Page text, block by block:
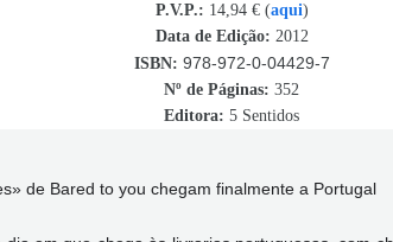
P.V.P.: 14,94 € (aqui)
Data de Edição: 2012
ISBN: 978-972-0-04429-7
Nº de Páginas: 352
Editora: 5 Sentidos
de Bared to you chegam finalmente a Portugal